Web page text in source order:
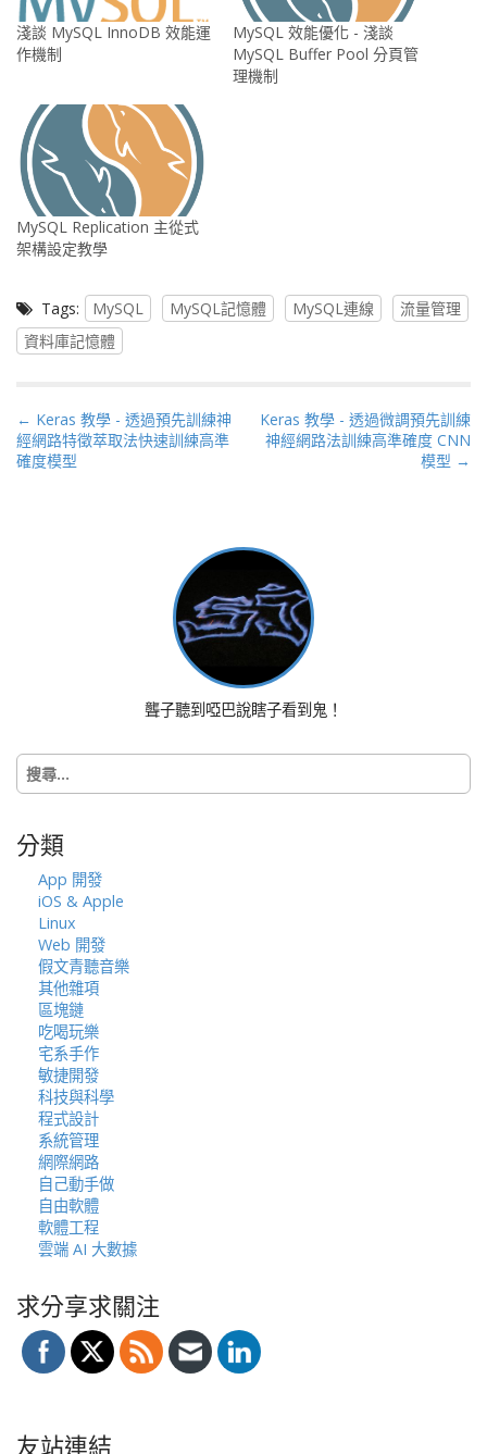
淺談 MySQL InnoDB 效能運
作機制
MySQL 效能優化 - 淺談
MySQL Buffer Pool 分頁管
理機制
MySQL Replication 主從式
架構設定教學
Tags: MySQL MySQL記憶體 MySQL連線
流量管理
資料庫記憶體
P
o
s
n
← Keras 教學 - 透過預先訓練神
經網路特徵萃取法快速訓練高準
確度模型
Keras 教學 - 透過微調預先訓練
神經網路法訓練高準確度 CNN
模型 →
聾子聽到啞巴說瞎子看到鬼！
搜
尋
字:
分類
App 開發
iOS & Apple
Linux
Web 開發
假文青聽音樂
其他雜項
區塊鏈
吃喝玩樂
宅系手作
敏捷開發
科技與科學
程式設計
系統管理
網際網路
自己動手做
自由軟體
軟體工程
雲端 AI 大數據
求分享求關注
友站連結